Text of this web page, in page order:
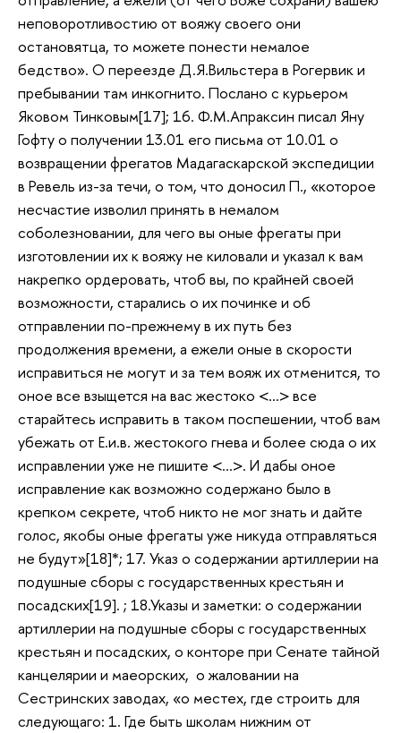
неповоротливостию от вояжу своего они
остановятца, то можете понести немалое
бедство». О переезде Д.Я.Вильстера в Рогервик и
пребывании там инкогнито. Послано с курьером
Яковом Тинковым[17]; 16. Ф.М.Апраксин писал Яну
Гофту о получении 13.01 его письма от 10.01 о
возвращении фрегатов Мадагаскарской экспедиции
в Ревель из-за течи, о том, что доносил П., «которое
несчастие изволил принять в немалом
соболезновании, для чего вы оные фрегаты при
изготовлении их к вояжу не киловали и указал к вам
накрепко ордеровать, чтоб вы, по крайней своей
возможности, старались о их починке и об
отправлении по-прежнему в их путь без
продолжения времени, а ежели оные в скорости
исправиться не могут и за тем вояж их отменится, то
оное все взыщется на вас жестоко <…> все
старайтесь исправить в таком поспешении, чтоб вам
убежать от Е.и.в. жестокого гнева и более сюда о их
исправлении уже не пишите <…>. И дабы оное
исправление как возможно содержано было в
крепком секрете, чтоб никто не мог знать и дайте
голос, якобы оные фрегаты уже никуда отправляться
не будут»[18]*; 17. Указ о содержании артиллерии на
подушные сборы с государственных крестьян и
посадских[19]. ; 18.Указы и заметки: о содержании
артиллерии на подушные сборы с государственных
крестьян и посадских, о конторе при Сенате тайной
канцелярии и маеорских, о жаловании на
Сестринских заводах, «о местех, где строить для
следующаго: 1. Где быть школам нижним от